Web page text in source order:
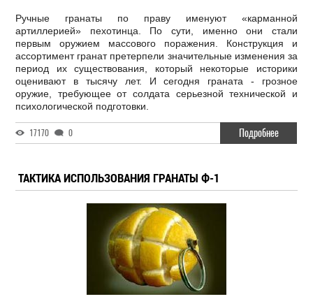
Ручные гранаты по праву именуют «карманной
артиллерией» пехотинца. По сути, именно они стали
первым оружием массового поражения. Конструкция и
ассортимент гранат претерпели значительные изменения за
период их существования, который некоторые историки
оценивают в тысячу лет. И сегодня граната - грозное
оружие, требующее от солдата серьезной технической и
психологической подготовки.
17170 0 Подробнее
ТАКТИКА ИСПОЛЬЗОВАНИЯ ГРАНАТЫ Ф-1